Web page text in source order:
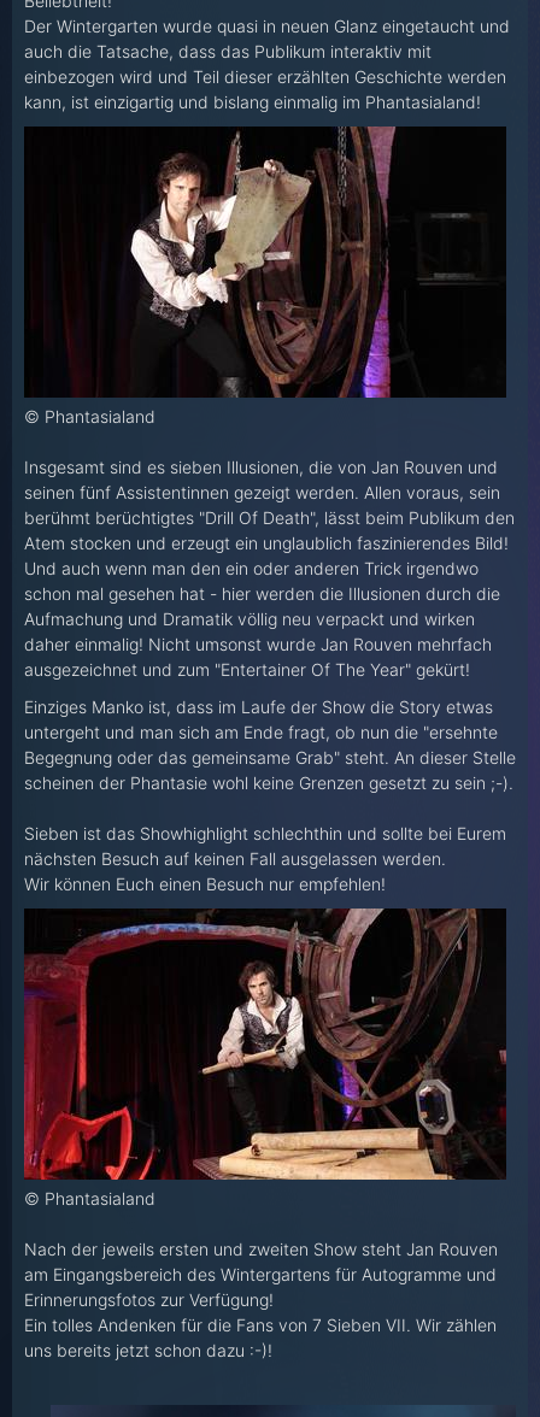
Der Wintergarten wurde quasi in neuen Glanz eingetaucht und
auch die Tatsache, dass das Publikum interaktiv mit
einbezogen wird und Teil dieser erzählten Geschichte werden
kann, ist einzigartig und bislang einmalig im Phantasialand!
© Phantasialand
Insgesamt sind es sieben Illusionen, die von Jan Rouven und
seinen fünf Assistentinnen gezeigt werden. Allen voraus, sein
berühmt berüchtigtes "Drill Of Death", lässt beim Publikum den
Atem stocken und erzeugt ein unglaublich faszinierendes Bild!
Und auch wenn man den ein oder anderen Trick irgendwo
schon mal gesehen hat - hier werden die Illusionen durch die
Aufmachung und Dramatik völlig neu verpackt und wirken
daher einmalig! Nicht umsonst wurde Jan Rouven mehrfach
ausgezeichnet und zum "Entertainer Of The Year" gekürt!
Einziges Manko ist, dass im Laufe der Show die Story etwas
untergeht und man sich am Ende fragt, ob nun die "ersehnte
Begegnung oder das gemeinsame Grab" steht. An dieser Stelle
scheinen der Phantasie wohl keine Grenzen gesetzt zu sein ;-).
Sieben ist das Showhighlight schlechthin und sollte bei Eurem
nächsten Besuch auf keinen Fall ausgelassen werden.
Wir können Euch einen Besuch nur empfehlen!
© Phantasialand
Nach der jeweils ersten und zweiten Show steht Jan Rouven
am Eingangsbereich des Wintergartens für Autogramme und
Erinnerungsfotos zur Verfügung!
Ein tolles Andenken für die Fans von 7 Sieben VII. Wir zählen
uns bereits jetzt schon dazu :-)!